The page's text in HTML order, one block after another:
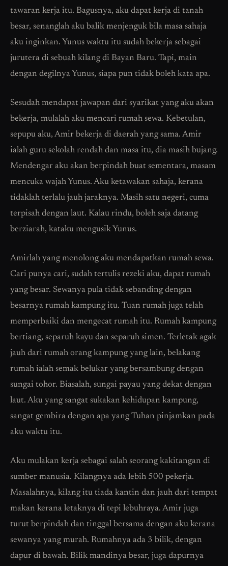
tawaran kerja itu. Bagusnya, aku dapat kerja di tanah
besar, senanglah aku balik menjenguk bila masa sahaja
aku inginkan. Yunus waktu itu sudah bekerja sebagai
jurutera di sebuah kilang di Bayan Baru. Tapi, main
dengan degilnya Yunus, siapa pun tidak boleh kata apa.
Sesudah mendapat jawapan dari syarikat yang aku akan
bekerja, mulalah aku mencari rumah sewa. Kebetulan,
sepupu aku, Amir bekerja di daerah yang sama. Amir
ialah guru sekolah rendah dan masa itu, dia masih bujang.
Mendengar aku akan berpindah buat sementara, masam
mencuka wajah Yunus. Aku ketawakan sahaja, kerana
tidaklah terlalu jauh jaraknya. Masih satu negeri, cuma
terpisah dengan laut. Kalau rindu, boleh saja datang
berziarah, kataku mengusik Yunus.
Amirlah yang menolong aku mendapatkan rumah sewa.
Cari punya cari, sudah tertulis rezeki aku, dapat rumah
yang besar. Sewanya pula tidak sebanding dengan
besarnya rumah kampung itu. Tuan rumah juga telah
memperbaiki dan mengecat rumah itu. Rumah kampung
bertiang, separuh kayu dan separuh simen. Terletak agak
jauh dari rumah orang kampung yang lain, belakang
rumah ialah semak belukar yang bersambung dengan
sungai tohor. Biasalah, sungai payau yang dekat dengan
laut. Aku yang sangat sukakan kehidupan kampung,
sangat gembira dengan apa yang Tuhan pinjamkan pada
aku waktu itu.
Aku mulakan kerja sebagai salah seorang kakitangan di
sumber manusia. Kilangnya ada lebih 500 pekerja.
Masalahnya, kilang itu tiada kantin dan jauh dari tempat
makan kerana letaknya di tepi lebuhraya. Amir juga
turut berpindah dan tinggal bersama dengan aku kerana
sewanya yang murah. Rumahnya ada 3 bilik, dengan
dapur di bawah. Bilik mandinya besar, juga dapurnya